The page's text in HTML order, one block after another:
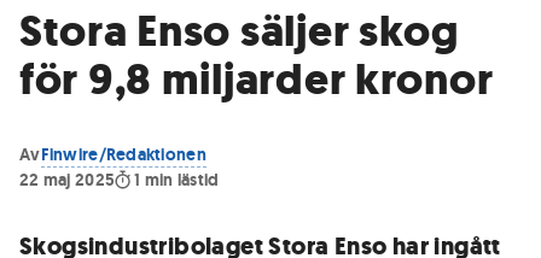
Stora Enso säljer skog
för 9,8 miljarder kronor
AvFinwire/Redaktionen
22 maj 2025
1 min lästid
Skogsindustribolaget Stora Enso har ingått